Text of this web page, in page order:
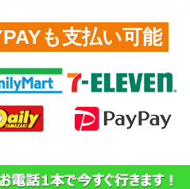
も支払い可能